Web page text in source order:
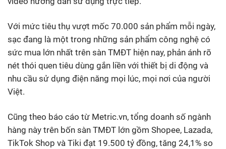
Với mức tiêu thụ vượt mốc 70.000 sản phẩm mỗi ngày,
sạc đang là một trong những sản phẩm công nghệ có
sức mua lớn nhất trên sàn TMĐT hiện nay, phản ánh rõ
nét thói quen tiêu dùng gắn liền với thiết bị di động và
nhu cầu sử dụng điện năng mọi lúc, mọi nơi của người
Việt.
Cũng theo báo cáo từ Metric.vn, tổng doanh số ngành
hàng này trên bốn sàn TMĐT lớn gồm Shopee, Lazada,
TikTok Shop và Tiki đạt 19.500 tỷ đồng, tăng 24,1% so